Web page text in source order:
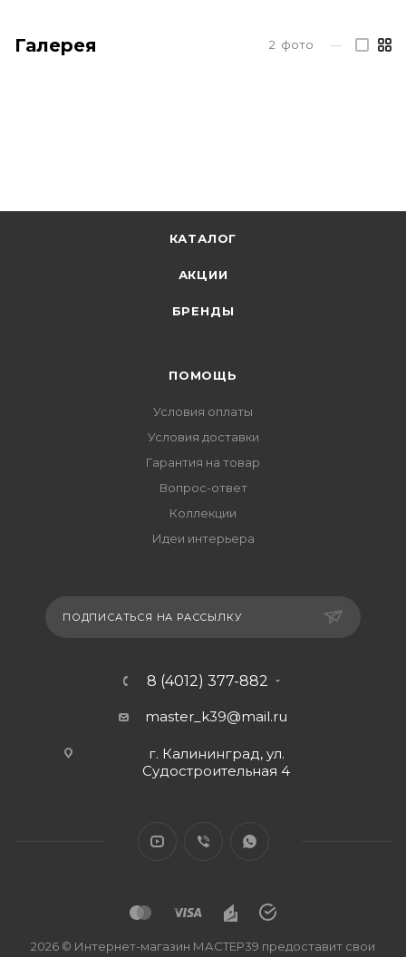
Галерея 2 фото —
ПОМОЩЬ
Условия оплаты
Условия доставки
Гарантия на товар
Идеи интерьера
8 (4012) 377-882
г. Калининград, ул.